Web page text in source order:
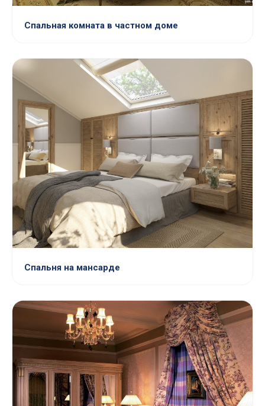
Спальная комната в частном доме
Спальня на мансарде